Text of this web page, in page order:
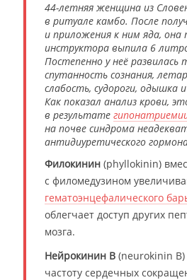
44-летняя женщина из
в ритуале камбо. После
и приложения к ним яда, она
инструктора выпила 6
Постепенно у неё
спутанность сознания,
слабость, судороги, одышка
Как показал анализ крови,
в результате
на почве синдрома
антидиуретического
Филокинин (phyllokinin)
с филомедузином
гематоэнцефалического
облегчает доступ других
мозга.
Нейрокинин B (neurokinin
частоту сердечных